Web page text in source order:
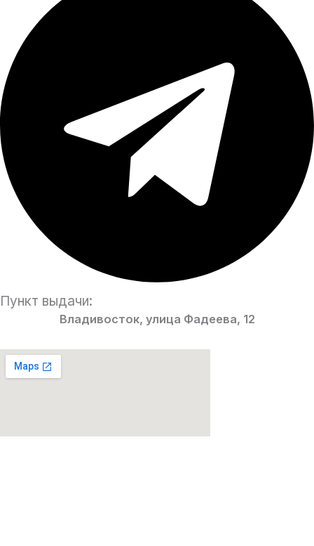
Пункт выдачи:
Владивосток, улица Фадеева, 12